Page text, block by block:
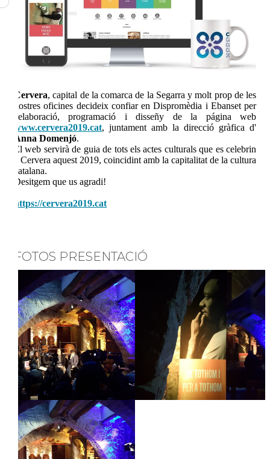
Cervera, capital de la comarca de la Segarra y molt prop de les
nostres oficines decideix confiar enDispromèdia i Ebanset per
l'elaboració, programació i disseñy de la página web
www.cervera2019.cat, juntament amb la direcció gràfica d'
Anna Domenjó.
El web servirà de guia de tots els actes culturals que es celebrin
a Cervera aquest 2019, coincidint amb la capitalitat de la cultura
catalana.
Desitgem que us agradi!
https://cervera2019.cat
FOTOS PRESENTACIÓ